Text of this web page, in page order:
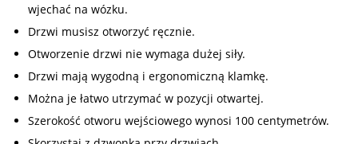
wjechać na wózku.
Drzwi musisz otworzyć ręcznie.
Otworzenie drzwi nie wymaga dużej siły.
Drzwi mają wygodną i ergonomiczną klamkę.
Można je łatwo utrzymać w pozycji otwartej.
Szerokość otworu wejściowego wynosi 100 centymetrów.